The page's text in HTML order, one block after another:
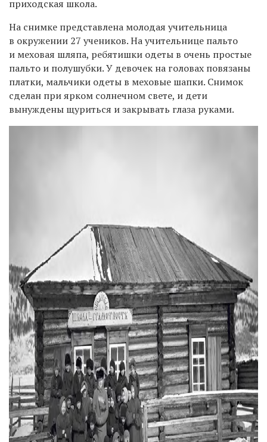
приходская школа.
На снимке представлена молодая учительница
в окружении 27 учеников. На учительнице пальто
и меховая шляпа, ребятишки одеты в очень простые
пальто и полушубки. У девочек на головах повязаны
платки, мальчики одеты в меховые шапки. Снимок
сделан при ярком солнечном свете, и дети
вынуждены щуриться и закрывать глаза руками.